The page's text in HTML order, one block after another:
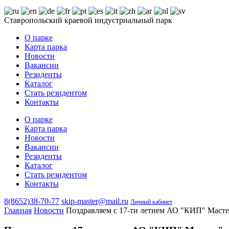
Ставропольский краевой индустриальный парк
О парке
Карта парка
Новости
Вакансии
Резиденты
Каталог
Стать резидентом
Контакты
О парке
Карта парка
Новости
Вакансии
Резиденты
Каталог
Стать резидентом
Контакты
8(8652)38-70-77 skip-master@mail.ru Личный кабинет
Главная Новости Поздравляем с 17-ти летием АО "КИП"